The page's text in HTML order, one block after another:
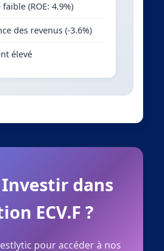
(ROE: 4.9%)
des revenus (-3.6%)
élevé
dans
ECV.F ?
pour accéder à nos